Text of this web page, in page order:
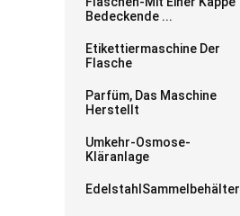
Bedeckende ...
Etikettiermaschine Der
Flasche
Parfüm, Das Maschine
Herstellt
Umkehr-Osmose-
Kläranlage
EdelstahlSammelbehälter